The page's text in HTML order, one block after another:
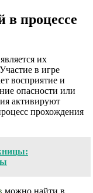
в процессе
их
в игре
восприятие и
опасности или
активируют
прохождения